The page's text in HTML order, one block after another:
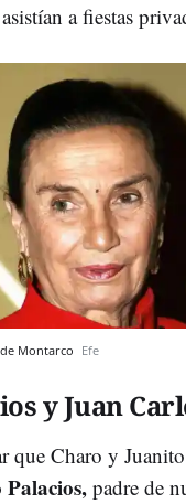
a fiestas
Montarco Efe
y Juan
que Charo y
padre de